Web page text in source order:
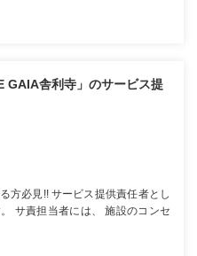
GAIA舎利寺」のサービス提
方必見!! サービス提供責任者とし
サ責担当者には、 施設のコンセ